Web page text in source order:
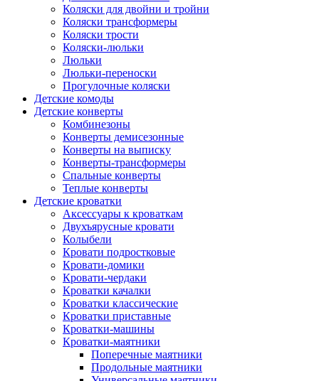
Коляски для двойни и тройни
Коляски трансформеры
Коляски трости
Коляски-люльки
Люльки
Люльки-переноски
Прогулочные коляски
Детские комоды
Детские конверты
Комбинезоны
Конверты демисезонные
Конверты на выписку
Конверты-трансформеры
Спальные конверты
Теплые конверты
Детские кроватки
Аксессуары к кроваткам
Двухъярусные кровати
Колыбели
Кровати подростковые
Кровати-домики
Кровати-чердаки
Кроватки качалки
Кроватки классические
Кроватки приставные
Кроватки-машины
Кроватки-маятники
Поперечные маятники
Продольные маятники